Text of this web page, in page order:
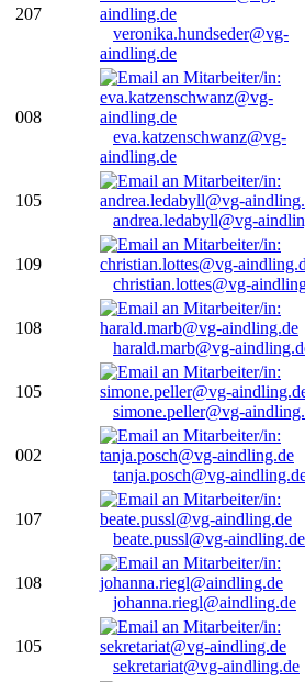
207
veronika.hundseder@vg-
aindling.de
008
eva.katzenschwanz@vg-
aindling.de
105
andrea.ledabyll@vg-
109
christian.lottes@vg-
108
harald.marb@vg-
105
simone.peller@vg-
002
tanja.posch@vg-
107
beate.pussl@vg-aindling.de
108
johanna.riegl@aindling.de
105
sekretariat@vg-aindling.de